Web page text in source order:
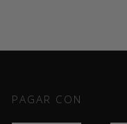
PAGAR CON